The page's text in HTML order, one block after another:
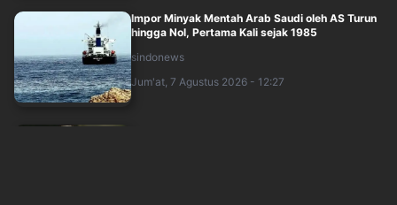
Impor Minyak Mentah Arab Saudi oleh AS Turun
hingga Nol, Pertama Kali sejak 1985
sindonews
Jum'at, 7 Agustus 2026 - 12:27